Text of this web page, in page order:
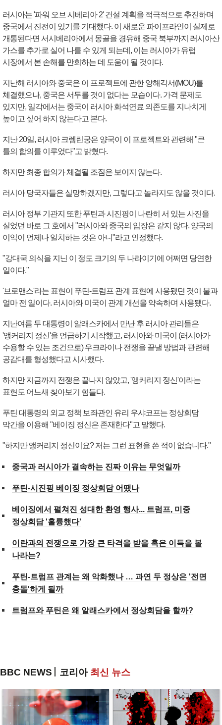
러시아는 '파워 오브 시베리아 2' 건설 계획을 적극적으로 추진하며
중국에서 진전이 있기를 기대했다. 이 새로운 파이프라인이 실제로
개통된다면 서시베리아에서 몽골을 경유해 중국 북부까지 러시아산
가스를 추가로 실어 나를 수 있게 되는데, 이는 러시아가 유럽
시장에서 본 손해를 만회하는 데 도움이 될 것이다.
지난해 러시아와 중국은 이 프로젝트에 관한 양해각서(MOU)를
체결했으나, 중국은 서두를 것이 없다는 모습이다. 가격 문제도
있지만, 일각에서는 중국이 러시아 화석연료 의존도를 지나치게
높이고 싶어 하지 않는다고 본다.
지난 20일, 러시아 크렘린궁은 양국이 이 프로젝트와 관련해 "큰
틀의 합의를 이루었다"고 밝혔다.
하지만 최종 합의가 체결될 조짐은 보이지 않는다.
러시아 당국자들은 실망하겠지만, 그렇다고 놀라지도 않을 것이다.
러시아 정부 기관지 또한 푸틴과 시진핑이 나란히 서 있는 사진을
실었던 바로 그 호에서 "러시아와 중국의 입장은 같지 않다. 양국의
이익이 언제나 일치하는 것은 아니"라고 인정했다.
"강대국 의식을 지닌 이 정도 크기의 두 나라이기에 어쩌면 당연한
일이다."
'브로맨스'라는 표현이 푸틴-트럼프 관계 표현에 사용됐던 것이 불과
얼마 전 일이다. 러시아와 미국이 관계 개선을 약속하며 사용됐다.
지난여름 두 대통령이 알래스카에서 만난 후 러시아 관리들은
'앵커리지 정신'을 언급하기 시작했고, 러시아와 미국이 (러시아가
수용할 수 있는 조건으로) 우크라이나 전쟁을 끝낼 방법과 관련해
공감대를 형성했다고 시사했다.
하지만 지금까지 전쟁은 끝나지 않았고, '앵커리지 정신'이라는
표현도 어느새 찾아보기 힘들다.
푸틴 대통령의 외교 정책 보좌관인 유리 우샤코프는 정상회담
막간을 이용해 "베이징 정신은 존재한다"고 말했다.
"하지만 앵커리지 정신이요? 저는 그런 표현을 쓴 적이 없습니다."
중국과 러시아가 결속하는 진짜 이유는 무엇일까
푸틴-시진핑 베이징 정상회담 어땠나
베이징에서 펼쳐진 성대한 환영 행사... 트럼프, 미중
정상회담 '훌륭했다'
이란과의 전쟁으로 가장 큰 타격을 받을 혹은 이득을 볼
나라는?
푸틴-트럼프 관계는 왜 악화했나 … 과연 두 정상은 '전면
충돌'하게 될까
트럼프와 푸틴은 왜 알래스카에서 정상회담을 할까?
BBC NEWS 코리아 최신 뉴스